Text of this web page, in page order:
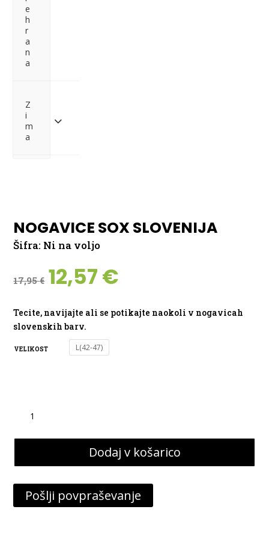
e
h
r
a
n
a
Z
i
m
a
NOGAVICE SOX SLOVENIJA
Šifra: Ni na voljo
17,95€ Izvirna
cena
je
bila:
17,95 €.
12,57€
je:
12,57 €.
Tecite, navijajte ali se potikajte naokoli v nogavicah
slovenskih barv.
VELIKOST L(42-47)
NOGAVICE
SLOVENIJA
Dodaj v košarico
Pošlji povpraševanje